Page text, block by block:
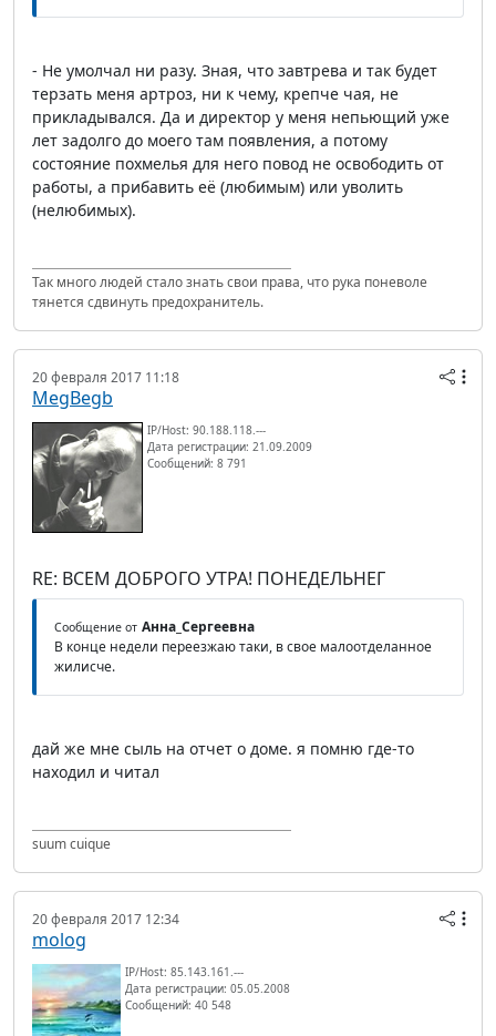
- Не умолчал ни разу. Зная, что завтрева и так будет
терзать меня артроз, ни к чему, крепче чая, не
прикладывался. Да и директор у меня непьющий уже
лет задолго до моего там появления, а потому
состояние похмелья для него повод не освободить от
работы, а прибавить её (любимым) или уволить
(нелюбимых).
Так много людей стало знать свои права, что рука поневоле
тянется сдвинуть предохранитель.
20 февраля 2017 11:18
MegBegb
IP/Host: 90.188.118.---
Дата регистрации: 21.09.2009
Сообщений: 8 791
RE: ВСЕМ ДОБРОГО УТРА! ПОНЕДЕЛЬНЕГ
Сообщение от Анна_Сергеевна
В конце недели переезжаю таки, в свое малоотделанное
жилисче.
дай же мне сыль на отчет о доме. я помню где-то
находил и читал
suum cuique
20 февраля 2017 12:34
molog
IP/Host: 85.143.161.---
Дата регистрации: 05.05.2008
Сообщений: 40 548